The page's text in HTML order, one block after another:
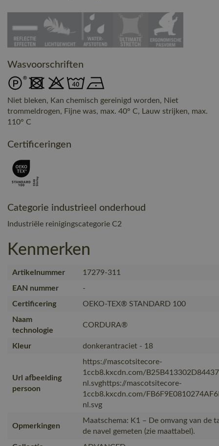
Wasvoorschriften
Niet bleken, Kan chemisch gereinigd worden, Niet
trommeldrogen, Fijne was, max. 40° C, Lauw strijken, max.
110° C
Certificeringen
Categorie industrieel onderhoud
Industriële reinigingscategorie C2
Kenmerken
Artikelnummer
17279-311
EAN nummer
-
Certificering
OEKO-TEX® STANDARD 100
Naam
technologie
CORDURA®
Kleur donkerantraciet - 18
Url afbeelding
persoon
https://mascotsitecore-
1ccb8.kxcdn.com/
nl.svghttps://mascotsitecore-
1ccb8.kxcdn.com/
nl.svg
Opmerkingen
Maatschema: K1 – De omvang van de
de navel gemeten (zie maattabel).